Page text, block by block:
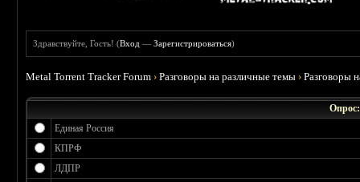
Здравствуйте, Гость! (Вход —Зарегистрироваться)
Metal Torrent Tracker Forum ›Разговоры на различные темы ›Разговоры
Опрос:
Единая Россия
КПРФ
ЛДПР